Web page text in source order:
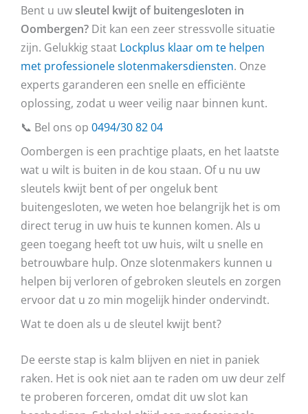
Bent u uwsleutel kwijt of buitengesloten in
Oombergen? Dit kan een zeer stressvolle situatie
zijn. Gelukkig staat Lockplus klaar om te helpen
met professionele slotenmakersdiensten. Onze
experts garanderen een snelle en efficiënte
oplossing, zodat u weer veilig naar binnen kunt.
📞 Bel ons op 0494/30 82 04
Oombergen is een prachtige plaats, en het laatste
wat u wilt is buiten in de kou staan. Of u nu uw
sleutels kwijt bent of per ongeluk bent
buitengesloten, we weten hoe belangrijk het is om
direct terug in uw huis te kunnen komen. Als u
geen toegang heeft tot uw huis, wilt u snelle en
betrouwbare hulp. Onze slotenmakers kunnen u
helpen bij verloren of gebroken sleutels en zorgen
ervoor dat u zo min mogelijk hinder ondervindt.
Wat te doen als u de sleutel kwijt bent?
De eerste stap is kalm blijven en niet in paniek
raken. Het is ook niet aan te raden om uw deur zelf
te proberen forceren, omdat dit uw slot kan